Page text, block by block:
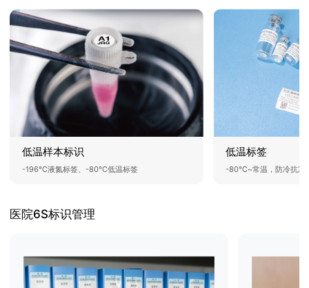
低温样本标识
-196℃液氮标签、-80℃低温标签
低温标签
-80℃~常温，防冷抗冻
医院6S标识管理